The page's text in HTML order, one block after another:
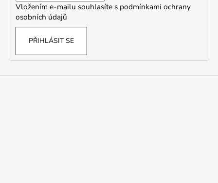
Vložením e-mailu souhlasíte s podmínkami ochrany
osobních údajů
PŘIHLÁSIT SE